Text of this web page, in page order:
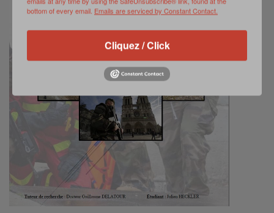
bottom of every email. Emails are serviced by Constant Contact.
Cliquez / Click